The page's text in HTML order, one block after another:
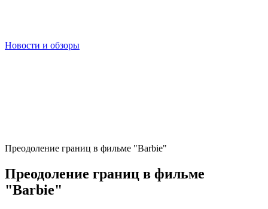
Новости и обзоры
Преодоление границ в фильме "Barbie"
Преодоление границ в фильме
"Barbie"